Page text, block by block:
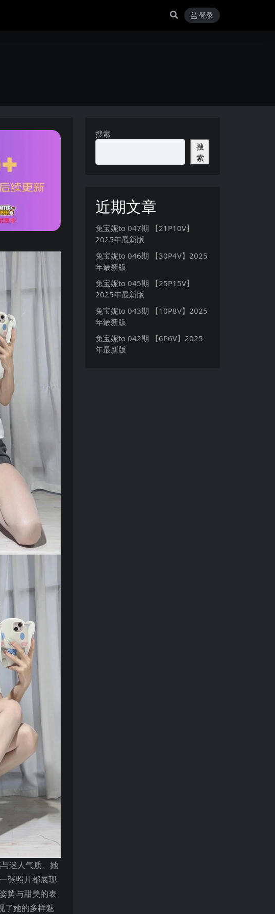
登录
迷人气质。她
张照片都展现
势与甜美的表
了她的多样魅
搜索
搜
索
近期文章
兔宝妮to 047期 【21P10V】
2025年最新版
兔宝妮to 046期 【30P4V】2025
年最新版
兔宝妮to 045期 【25P15V】
2025年最新版
兔宝妮to 043期 【10P8V】2025
年最新版
兔宝妮to 042期 【6P6V】2025
年最新版